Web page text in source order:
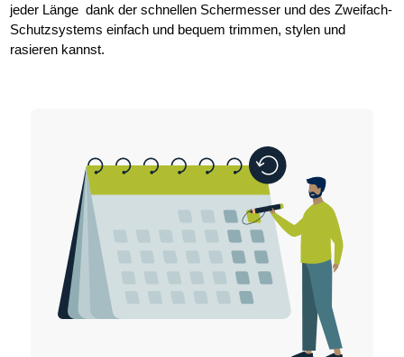
jeder Länge dank der schnellen Schermesser und des Zweifach-
Schutzsystems einfach und bequem trimmen, stylen und
rasieren kannst.